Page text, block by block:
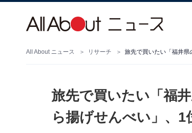
All About ニュース リサーチ 旅先で買いたい「福井県
旅先で買いたい「福
ら揚げせんべい」、1